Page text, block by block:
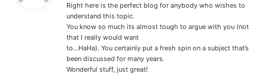
Right here is the perfect blog for anybody who wishes to
understand this topic.
You know so much its almost tough to argue with you (not
that I really would want
to…HaHa). You certainly put a fresh spin on a subject that’s
been discussed for many years.
Wonderful stuff, just great!